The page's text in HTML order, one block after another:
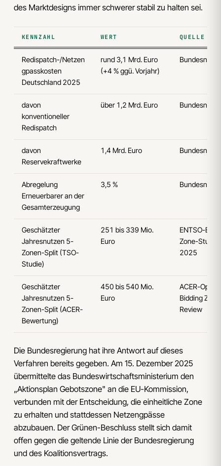
des Marktdesigns immer schwerer stabil zu halten sei.
KENNZAHL WERT QUELLE
Redispatch-/Netzen
gpasskosten
Deutschland 2025
rund 3,1 Mrd. Euro
(+4 % ggü. Vorjahr)
davon
konventioneller
Redispatch
über 1,2 Mrd. Euro
davon
Reservekraftwerke
1,4 Mrd. Euro
Abregelung
Erneuerbarer an der
Gesamterzeugung
3,5 %
Geschätzter
Jahresnutzen 5-
Zonen-Split (TSO-
Studie)
251 bis 339 Mio.
Euro
ENTSO-E-
Zone-Studie,
2025
Geschätzter
Jahresnutzen 5-
Zonen-Split (ACER-
Bewertung)
450 bis 540 Mio.
Euro
ACER-
Bidding Zone
Review
Die Bundesregierung hat ihre Antwort auf dieses
Verfahren bereits gegeben. Am 15. Dezember 2025
übermittelte das Bundeswirtschaftsministerium den
„Aktionsplan Gebotszone" an die EU-Kommission,
verbunden mit der Entscheidung, die einheitliche Zone
zu erhalten und stattdessen Netzengpässe
abzubauen. Der Grünen-Beschluss stellt sich damit
offen gegen die geltende Linie der Bundesregierung
und des Koalitionsvertrags.